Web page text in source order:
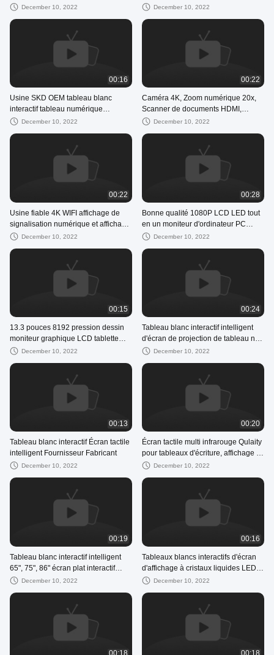
pression tablette graphique
December 10, 2022
moniteur pour enseigner aux
December 10, 2022
00:16
Usine SKD OEM tableau blanc
interactif tableau numérique
SmartBoards projecteur tableaux
December 10, 2022
00:22
Caméra 4K, Zoom numérique 20x,
Scanner de documents HDMI,
visualiseur de caméra pour
December 10, 2022
00:22
Usine fiable 4K WIFI affichage de
signalisation numérique et affichage
du joueur Totem support de sol
December 10, 2022
00:28
Bonne qualité 1080P LCD LED tout
en un moniteur d'ordinateur PC
affichage de bureau
December 10, 2022
00:15
13.3 pouces 8192 pression dessin
moniteur graphique LCD tablette
stylo affichage artiste Designer Pad
December 10, 2022
00:24
Tableau blanc interactif intelligent
d'écran de projection de tableau noir
interactif nano de 4K
December 10, 2022
00:13
Tableau blanc interactif Écran tactile
intelligent Fournisseur Fabricant
December 10, 2022
00:20
Écran tactile multi infrarouge Qulaity
pour tableaux d'écriture, affichage à
écran plat interactif
December 10, 2022
00:19
Tableau blanc interactif intelligent
65", 75", 86" écran plat interactif
pour l'éducation
December 10, 2022
00:16
Tableaux blancs interactifs d'écran
d'affichage à cristaux liquides LED
4K LG de panneaux futés capacitifs
December 10, 2022
00:18 00:18